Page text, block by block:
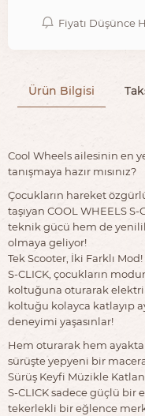
Fiyatı Düşünce
Ürün Bilgisi
Cool Wheels ailesinin en
tanışmaya hazır mısınız?
Çocukların hareket
taşıyan COOL WHEELS
teknik gücü hem de
olmaya geliyor!
Tek Scooter, İki Farklı Mod!
S-CLICK, çocukların
koltuğuna oturarak
koltuğu kolayca katlayıp
deneyimi yaşasınlar!
Hem oturarak hem
sürüşte yepyeni bir
Sürüş Keyfi Müzikle
S-CLICK sadece güçlü bir
tekerlekli bir eğlence